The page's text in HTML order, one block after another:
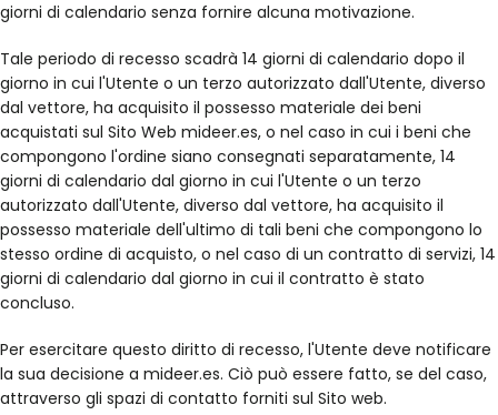
giorni di calendario senza fornire alcuna motivazione.
Tale periodo di recesso scadrà 14 giorni di calendario dopo il
giorno in cui l'Utente o un terzo autorizzato dall'Utente, diverso
dal vettore, ha acquisito il possesso materiale dei beni
acquistati sul Sito Web mideer.es, o nel caso in cui i beni che
compongono l'ordine siano consegnati separatamente, 14
giorni di calendario dal giorno in cui l'Utente o un terzo
autorizzato dall'Utente, diverso dal vettore, ha acquisito il
possesso materiale dell'ultimo di tali beni che compongono lo
stesso ordine di acquisto, o nel caso di un contratto di servizi, 14
giorni di calendario dal giorno in cui il contratto è stato
concluso.
Per esercitare questo diritto di recesso, l'Utente deve notificare
la sua decisione a mideer.es. Ciò può essere fatto, se del caso,
attraverso gli spazi di contatto forniti sul Sito web.